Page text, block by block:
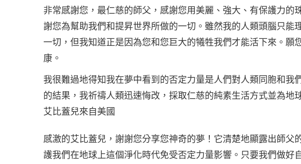
非常感謝您，最仁慈的師父，感謝您用美麗、強大、有保護力的
謝您為幫助我們和提昇世界所做的一切。雖然我的人類頭腦只能
一切，但我知道正是因為您和您巨大的犧牲我們才能活下來。願
康。
我很難過地得知我在夢中看到的否定力量是人們對人類同胞和我
的結果，我祈禱人類迅速悔改，採取仁慈的純素生活方式並為地
艾比蓋兒來自美國
感激的艾比蓋兒，謝謝您分享您神奇的夢！它清楚地顯露出師父
護我們在地球上這個淨化時代免受否定力量影響。只要我們做好